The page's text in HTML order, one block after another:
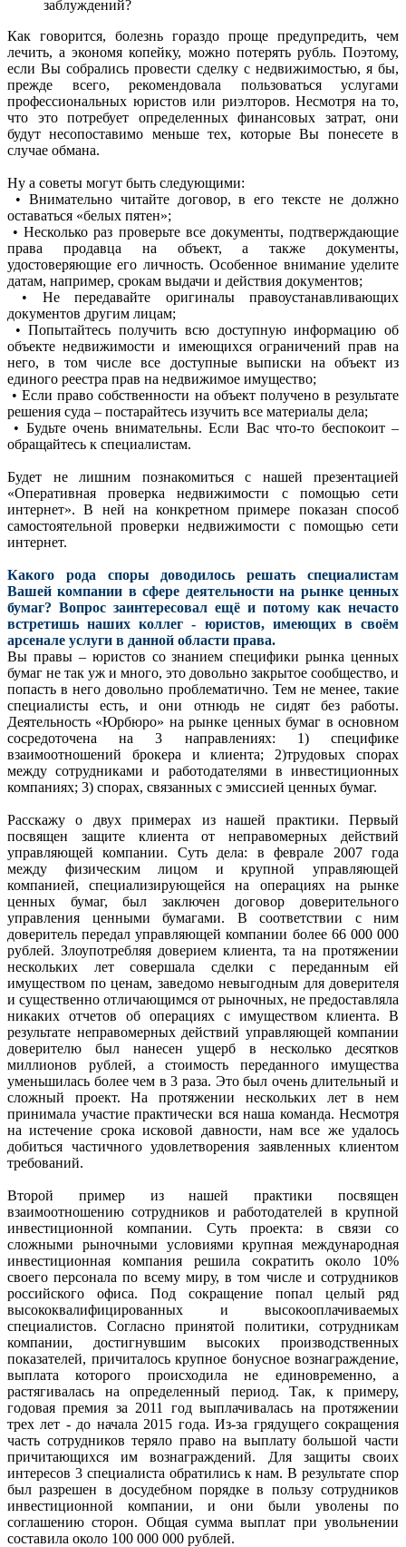
заблуждений?
Как говорится, болезнь гораздо проще предупредить, чем
лечить, а экономя копейку, можно потерять рубль. Поэтому,
если Вы собрались провести сделку с недвижимостью, я бы,
прежде всего, рекомендовала пользоваться услугами
профессиональных юристов или риэлторов. Несмотря на то,
что это потребует определенных финансовых затрат, они
будут несопоставимо меньше тех, которые Вы понесете в
случае обмана.
Ну а советы могут быть следующими:
• Внимательно читайте договор, в его тексте не должно
оставаться «белых пятен»;
• Несколько раз проверьте все документы, подтверждающие
права продавца на объект, а также документы,
удостоверяющие его личность. Особенное внимание уделите
датам, например, срокам выдачи и действия документов;
• Не передавайте оригиналы правоустанавливающих
документов другим лицам;
• Попытайтесь получить всю доступную информацию об
объекте недвижимости и имеющихся ограничений прав на
него, в том числе все доступные выписки на объект из
единого реестра прав на недвижимое имущество;
• Если право собственности на объект получено в результате
решения суда – постарайтесь изучить все материалы дела;
• Будьте очень внимательны. Если Вас что-то беспокоит –
обращайтесь к специалистам.
Будет не лишним познакомиться с нашей презентацией
«Оперативная проверка недвижимости с помощью сети
интернет». В ней на конкретном примере показан способ
самостоятельной проверки недвижимости с помощью сети
интернет.
Какого рода споры доводилось решать специалистам
Вашей компании в сфере деятельности на рынке ценных
бумаг? Вопрос заинтересовал ещё и потому как нечасто
встретишь наших коллег - юристов, имеющих в своём
арсенале услуги в данной области права.
Вы правы – юристов со знанием специфики рынка ценных
бумаг не так уж и много, это довольно закрытое сообщество, и
попасть в него довольно проблематично. Тем не менее, такие
специалисты есть, и они отнюдь не сидят без работы.
Деятельность «Юрбюро» на рынке ценных бумаг в основном
сосредоточена на 3 направлениях: 1) специфике
взаимоотношений брокера и клиента; 2)трудовых спорах
между сотрудниками и работодателями в инвестиционных
компаниях; 3) спорах, связанных с эмиссией ценных бумаг.
Расскажу о двух примерах из нашей практики. Первый
посвящен защите клиента от неправомерных действий
управляющей компании. Суть дела: в феврале 2007 года
между физическим лицом и крупной управляющей
компанией, специализирующейся на операциях на рынке
ценных бумаг, был заключен договор доверительного
управления ценными бумагами. В соответствии с ним
доверитель передал управляющей компании более 66 000 000
рублей. Злоупотребляя доверием клиента, та на протяжении
нескольких лет совершала сделки с переданным ей
имуществом по ценам, заведомо невыгодным для доверителя
и существенно отличающимся от рыночных, не предоставляла
никаких отчетов об операциях с имуществом клиента. В
результате неправомерных действий управляющей компании
доверителю был нанесен ущерб в несколько десятков
миллионов рублей, а стоимость переданного имущества
уменьшилась более чем в 3 раза. Это был очень длительный и
сложный проект. На протяжении нескольких лет в нем
принимала участие практически вся наша команда. Несмотря
на истечение срока исковой давности, нам все же удалось
добиться частичного удовлетворения заявленных клиентом
требований.
Второй пример из нашей практики посвящен
взаимоотношению сотрудников и работодателей в крупной
инвестиционной компании. Суть проекта: в связи со
сложными рыночными условиями крупная международная
инвестиционная компания решила сократить около 10%
своего персонала по всему миру, в том числе и сотрудников
российского офиса. Под сокращение попал целый ряд
высококвалифицированных и высокооплачиваемых
специалистов. Согласно принятой политики, сотрудникам
компании, достигнувшим высоких производственных
показателей, причиталось крупное бонусное вознаграждение,
выплата которого происходила не единовременно, а
растягивалась на определенный период. Так, к примеру,
годовая премия за 2011 год выплачивалась на протяжении
трех лет - до начала 2015 года. Из-за грядущего сокращения
часть сотрудников теряло право на выплату большой части
причитающихся им вознаграждений. Для защиты своих
интересов 3 специалиста обратились к нам. В результате спор
был разрешен в досудебном порядке в пользу сотрудников
инвестиционной компании, и они были уволены по
соглашению сторон. Общая сумма выплат при увольнении
составила около 100 000 000 рублей.